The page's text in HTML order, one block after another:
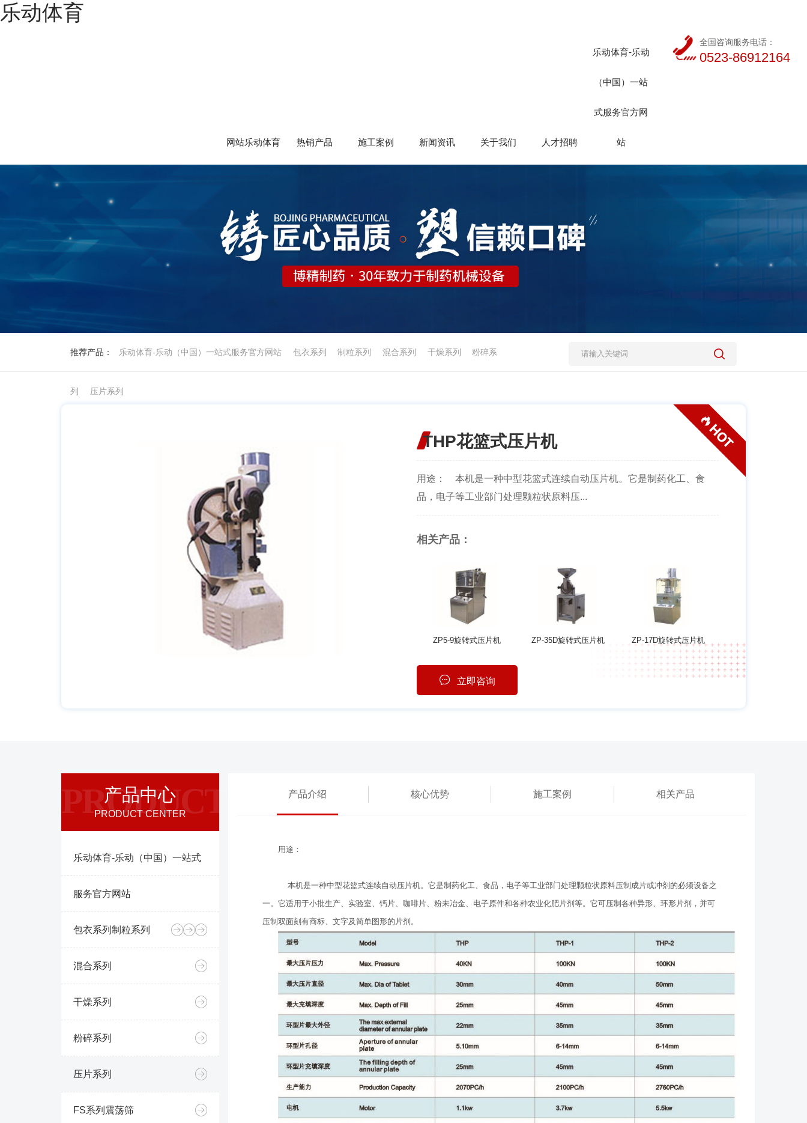
乐动体育
网站乐动体育 热销产品 施工案例 新闻资讯 关于我们 人才招聘
乐动体育-乐动
（中国）一站
式服务官方网
站
全国咨询服务电话：
0523-86912164
推荐产品： 乐动体育-乐动（中国）一站式服务官方网站 包衣系列 制粒系列 混合系列 干燥系列 粉碎系
列 压片系列
THP花篮式压片机
用途： 本机是一种中型花篮式连续自动压片机。它是制药化工、食
品，电子等工业部门处理颗粒状原料压...
相关产品：
ZP5-9旋转式压片机 ZP-35D旋转式压片机 ZP-17D旋转式压片机
立即咨询
产品中心
PRODUCT CENTER
PRODUCT
乐动体育-乐动（中国）一站式
服务官方网站
包衣系列 制粒系列
混合系列
干燥系列
粉碎系列
压片系列
FS系列震荡筛
产品介绍 核心优势 施工案例 相关产品
用途：
本机是一种中型花篮式连续自动压片机。它是制药化工、食品，电子等工业部门处理颗粒状原料压制成片或冲剂的必须设备之
一。它适用于小批生产、实验室、钙片、咖啡片、粉未冶金、电子原件和各种农业化肥片剂等。它可压制各种异形、环形片剂，并可
压制双面刻有商标、文字及简单图形的片剂。